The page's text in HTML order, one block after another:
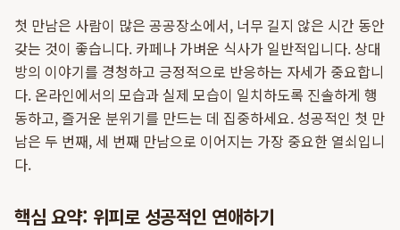
첫 만남은 사람이 많은 공공장소에서, 너무 길지 않은 시간 동안
갖는 것이 좋습니다. 카페나 가벼운 식사가 일반적입니다. 상대
방의 이야기를 경청하고 긍정적으로 반응하는 자세가 중요합니
다. 온라인에서의 모습과 실제 모습이 일치하도록 진솔하게 행
동하고, 즐거운 분위기를 만드는 데 집중하세요. 성공적인 첫 만
남은 두 번째, 세 번째 만남으로 이어지는 가장 중요한 열쇠입니
다.
핵심 요약: 위피로 성공적인 연애하기